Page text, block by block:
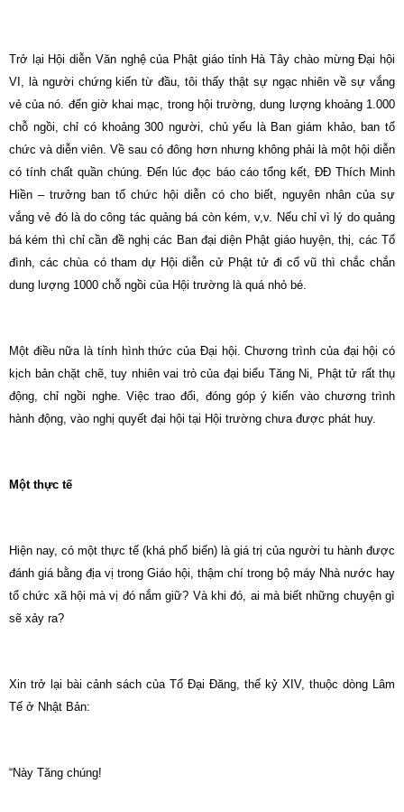
Trở lại Hội diễn Văn nghệ của Phật giáo tỉnh Hà Tây chào mừng Đại hội
VI, là người chứng kiến từ đầu, tôi thấy thật sự ngạc nhiên về sự vắng
vẻ của nó. đến giờ khai mạc, trong hội trường, dung lượng khoảng 1.000
chỗ ngồi, chỉ có khoảng 300 người, chủ yếu là Ban giám khảo, ban tổ
chức và diễn viên. Về sau có đông hơn nhưng không phải là một hội diễn
có tính chất quần chúng. Đến lúc đọc báo cáo tổng kết, ĐĐ Thích Minh
Hiền – trưởng ban tổ chức hội diễn có cho biết, nguyên nhân của sự
vắng vẻ đó là do công tác quảng bá còn kém, v,v. Nếu chỉ vì lý do quảng
bá kém thì chỉ cần đề nghị các Ban đại diện Phật giáo huyện, thị, các Tổ
đình, các chùa có tham dự Hội diễn cử Phật tử đi cổ vũ thì chắc chắn
dung lượng 1000 chỗ ngồi của Hội trường là quá nhỏ bé.
Một điều nữa là tính hình thức của Đại hội. Chương trình của đại hội có
kịch bản chặt chẽ, tuy nhiên vai trò của đại biểu Tăng Ni, Phật tử rất thụ
động, chỉ ngồi nghe. Việc trao đổi, đóng góp ý kiến vào chương trình
hành động, vào nghị quyết đại hội tại Hội trường chưa được phát huy.
Một thực tế
Hiện nay, có một thực tế (khá phổ biến) là giá trị của người tu hành được
đánh giá bằng địa vị trong Giáo hội, thậm chí trong bộ máy Nhà nước hay
tổ chức xã hội mà vị đó nắm giữ? Và khi đó, ai mà biết những chuyện gì
sẽ xảy ra?
Xin trở lại bài cảnh sách của Tổ Đại Đăng, thế kỷ XIV, thuộc dòng Lâm
Tế ở Nhật Bản:
“Này Tăng chúng!